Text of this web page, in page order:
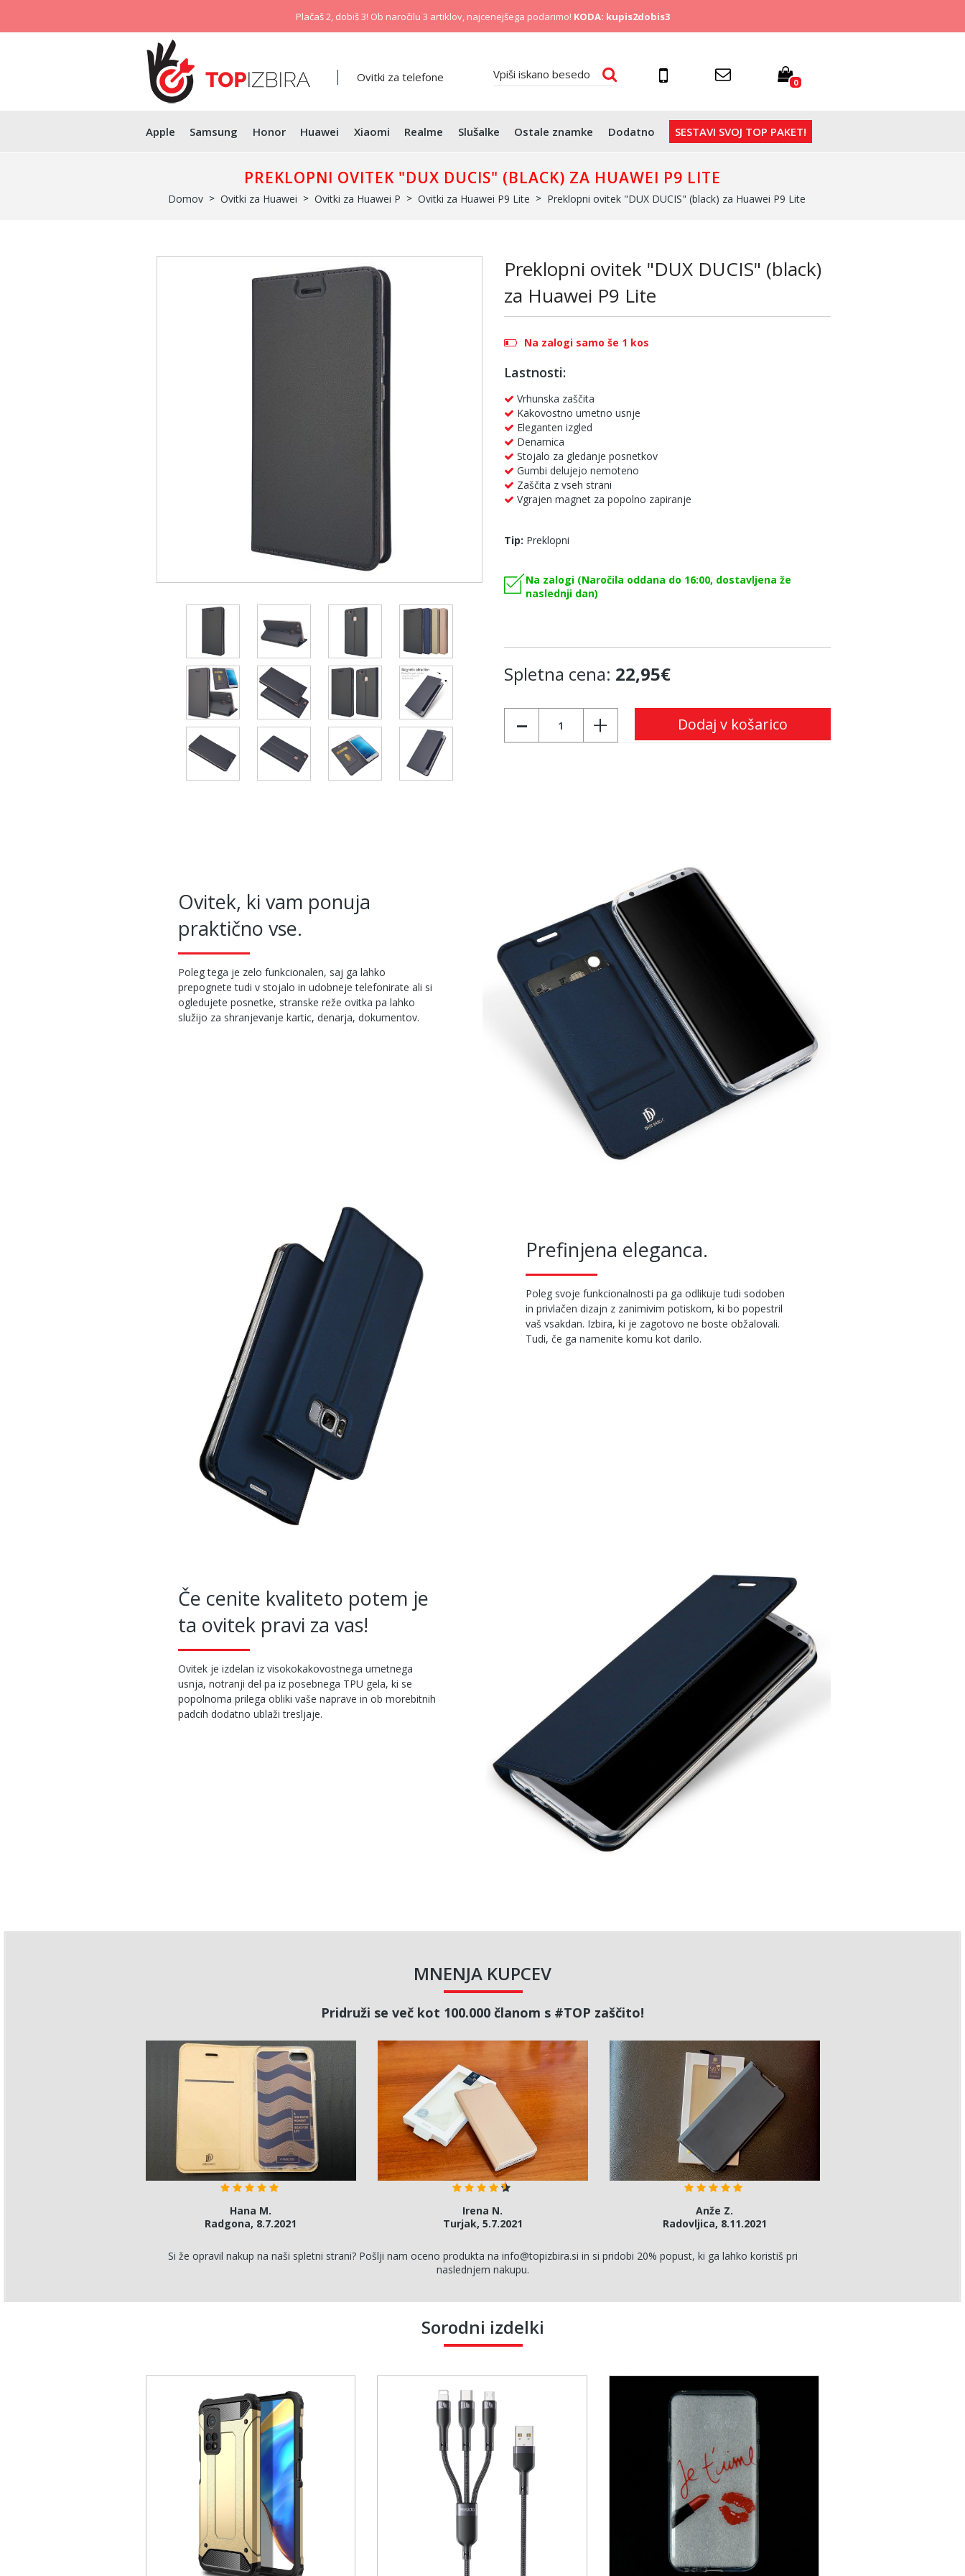
Plačaš 2, dobiš 3! Ob naročilu 3 artiklov, najcenejšega podarimo! KODA: kupis2dobis3
Ovitki za telefone 0
Apple Samsung Honor Huawei Xiaomi Realme Slušalke Ostale znamke Dodatno SESTAVI SVOJ TOP PAKET!
PREKLOPNI OVITEK "DUX DUCIS" (BLACK) ZA HUAWEI P9 LITE
Domov Ovitki za Huawei Ovitki za Huawei P Ovitki za Huawei P9 Lite Preklopni ovitek "DUX DUCIS" (black) za Huawei P9 Lite
Preklopni ovitek "DUX DUCIS" (black)
za Huawei P9 Lite
Na zalogi samo še 1 kos
Lastnosti:
Vrhunska zaščita
Kakovostno umetno usnje
Eleganten izgled
Denarnica
Stojalo za gledanje posnetkov
Gumbi delujejo nemoteno
Zaščita z vseh strani
Vgrajen magnet za popolno zapiranje
Tip: Preklopni
Na zalogi (Naročila oddana do 16:00, dostavljena že
naslednji dan)
Spletna cena: 22,95€
- + Dodaj v košarico
Ovitek, ki vam ponuja
praktično vse.
Poleg tega je zelo funkcionalen, saj ga lahko
prepognete tudi v stojalo in udobneje telefonirate ali si
ogledujete posnetke, stranske reže ovitka pa lahko
služijo za shranjevanje kartic, denarja, dokumentov.
Prefinjena eleganca.
Poleg svoje funkcionalnosti pa ga odlikuje tudi sodoben
in privlačen dizajn z zanimivim potiskom, ki bo popestril
vaš vsakdan. Izbira, ki je zagotovo ne boste obžalovali.
Tudi, če ga namenite komu kot darilo.
Če cenite kvaliteto potem je
ta ovitek pravi za vas!
Ovitek je izdelan iz visokokakovostnega umetnega
usnja, notranji del pa iz posebnega TPU gela, ki se
popolnoma prilega obliki vaše naprave in ob morebitnih
padcih dodatno ublaži tresljaje.
MNENJA KUPCEV
Pridruži se več kot 100.000 članom s #TOP zaščito!
Hana M.
Radgona, 8.7.2021
Irena N.
Turjak, 5.7.2021
Anže Z.
Radovljica, 8.11.2021
Si že opravil nakup na naši spletni strani? Pošlji nam oceno produkta na info@topizbira.si in si pridobi 20% popust, ki ga lahko koristiš pri
naslednjem nakupu.
Sorodni izdelki